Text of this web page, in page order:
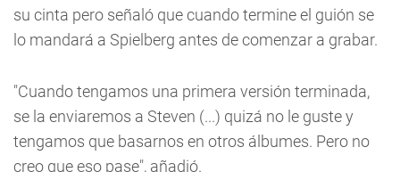
su cinta pero señaló que cuando termine el guión se
lo mandará a Spielberg antes de comenzar a grabar.
"Cuando tengamos una primera versión terminada,
se la enviaremos a Steven (...) quizá no le guste y
tengamos que basarnos en otros álbumes. Pero no
creo que eso pase", añadió.